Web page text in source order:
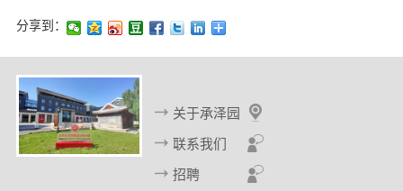
分享到：
关于承泽园
联系我们
招聘